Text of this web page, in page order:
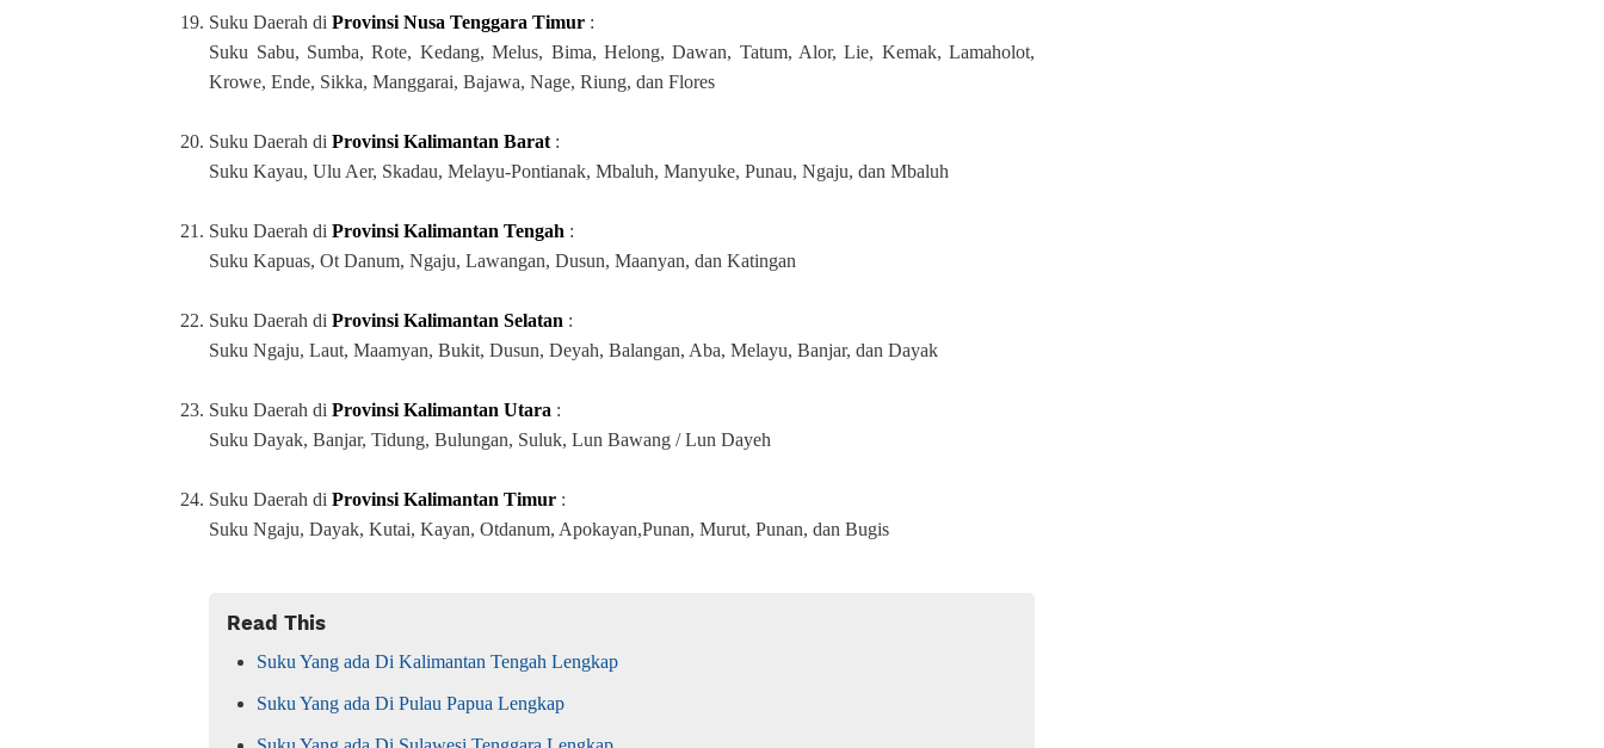
19. Suku Daerah diProvinsi Nusa Tenggara Timur :
Suku Sabu, Sumba, Rote, Kedang, Melus, Bima, Helong, Dawan, Tatum, Alor, Lie, Kemak, Lamaholot,
Krowe, Ende, Sikka, Manggarai, Bajawa, Nage, Riung, dan Flores
20. Suku Daerah diProvinsi Kalimantan Barat :
Suku Kayau, Ulu Aer, Skadau, Melayu-Pontianak, Mbaluh, Manyuke, Punau, Ngaju, dan Mbaluh
21. Suku Daerah diProvinsi Kalimantan Tengah :
Suku Kapuas, Ot Danum, Ngaju, Lawangan, Dusun, Maanyan, dan Katingan
22. Suku Daerah diProvinsi Kalimantan Selatan :
Suku Ngaju, Laut, Maamyan, Bukit, Dusun, Deyah, Balangan, Aba, Melayu, Banjar, dan Dayak
23. Suku Daerah diProvinsi Kalimantan Utara :
Suku Dayak, Banjar, Tidung, Bulungan, Suluk, Lun Bawang / Lun Dayeh
24. Suku Daerah diProvinsi Kalimantan Timur :
Suku Ngaju, Dayak, Kutai, Kayan, Otdanum, Apokayan,Punan, Murut, Punan, dan Bugis
Read This
Suku Yang ada Di Kalimantan Tengah Lengkap
Suku Yang ada Di Pulau Papua Lengkap